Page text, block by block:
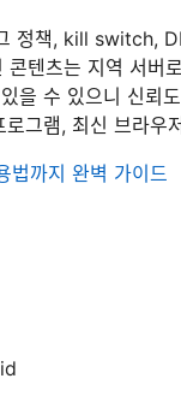
정책, kill switch,
텐츠는 지역 서버
을 수 있으니 신뢰
그램, 최신 브라우
법까지 완벽 가이드